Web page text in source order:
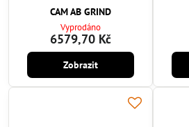
CAM AB GRIND
Vyprodáno
6579,70 Kč
Zobrazit